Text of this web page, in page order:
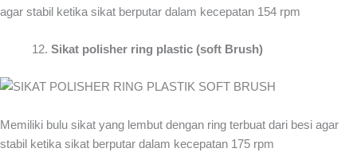
agar stabil ketika sikat berputar dalam kecepatan 154 rpm
Sikat polisher ring plastic (soft Brush)
Memiliki bulu sikat yang lembut dengan ring terbuat dari besi agar
stabil ketika sikat berputar dalam kecepatan 175 rpm